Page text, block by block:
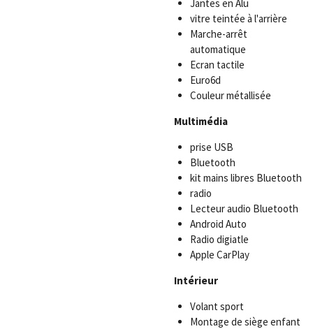
Jantes en Alu
vitre teintée à l'arrière
Marche-arrêt
automatique
Ecran tactile
Euro6d
Couleur métallisée
Multimédia
prise USB
Bluetooth
kit mains libres Bluetooth
radio
Lecteur audio Bluetooth
Android Auto
Radio digiatle
Apple CarPlay
Intérieur
Volant sport
Montage de siège enfant